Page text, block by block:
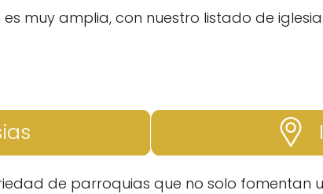
es muy amplia, con nuestro listado de
de parroquias que no solo fomentan